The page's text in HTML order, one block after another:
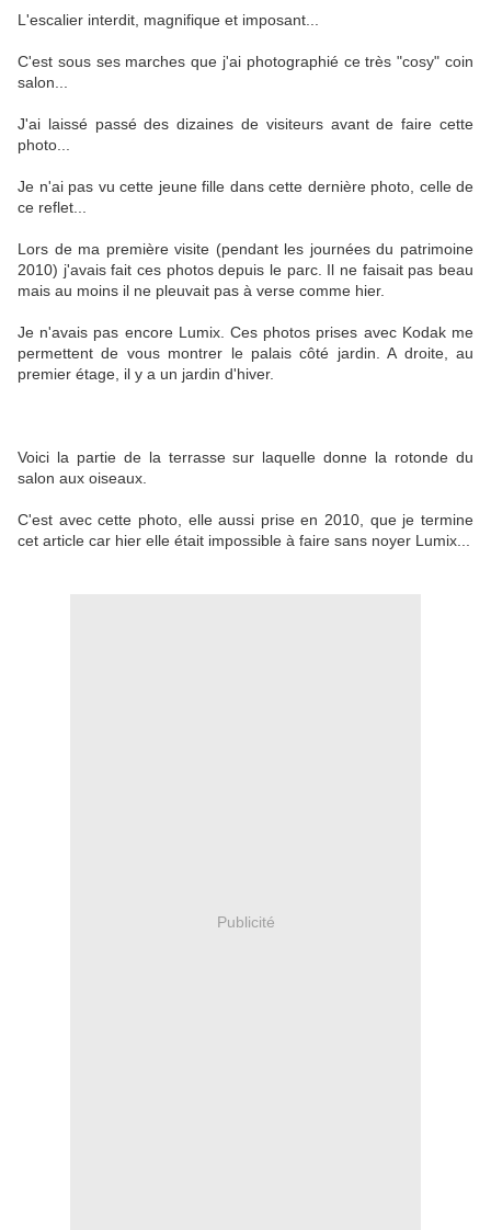
L'escalier interdit, magnifique et imposant...
C'est sous ses marches que j'ai photographié ce très "cosy" coin
salon...
J'ai laissé passé des dizaines de visiteurs avant de faire cette
photo...
Je n'ai pas vu cette jeune fille dans cette dernière photo, celle de
ce reflet...
Lors de ma première visite (pendant les journées du patrimoine
2010) j'avais fait ces photos depuis le parc. Il ne faisait pas beau
mais au moins il ne pleuvait pas à verse comme hier.
Je n'avais pas encore Lumix. Ces photos prises avec Kodak me
permettent de vous montrer le palais côté jardin. A droite, au
premier étage, il y a un jardin d'hiver.
Voici la partie de la terrasse sur laquelle donne la rotonde du
salon aux oiseaux.
C'est avec cette photo, elle aussi prise en 2010, que je termine
cet article car hier elle était impossible à faire sans noyer Lumix...
Publicité